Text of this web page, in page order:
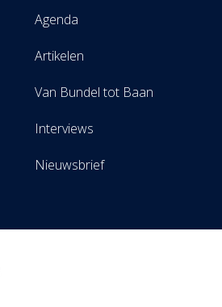
Agenda
Artikelen
Van Bundel tot Baan
Interviews
Nieuwsbrief